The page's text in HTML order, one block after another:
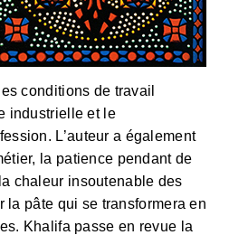
conditions de travail
industrielle et le
L’auteur a également
la patience pendant de
chaleur insoutenable des
la pâte qui se transformera en
Khalifa passe en revue la